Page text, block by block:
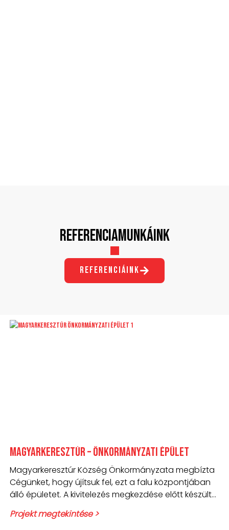
Referenciamunkáink
referenciáink
Magyarkeresztúr – Önkormányzati épület
Magyarkeresztúr Község Önkormányzata megbízta
Cégünket, hogy újítsuk fel, ezt a falu központjában
álló épületet. A kivitelezés megkezdése előtt készült
Projekt megtekintése >